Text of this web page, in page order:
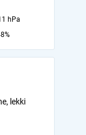
hPa
lekki